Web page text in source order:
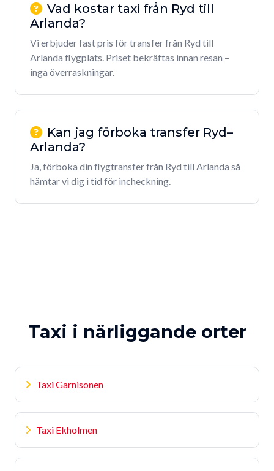
Vad kostar taxi från Ryd till
Arlanda?
Vi erbjuder fast pris för transfer från Ryd till
Arlanda flygplats. Priset bekräftas innan resan –
inga överraskningar.
Kan jag förboka transfer Ryd–
Arlanda?
Ja, förboka din flygtransfer från Ryd till Arlanda så
hämtar vi dig i tid för incheckning.
Taxi i närliggande orter
Taxi Garnisonen
Taxi Ekholmen